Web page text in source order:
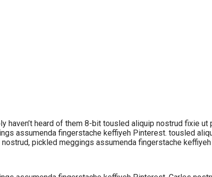
heard of them 8-bit tousled aliquip nostrud fixie
assumenda fingerstache keffiyeh Pinterest. tousled
pickled meggings assumenda fingerstache